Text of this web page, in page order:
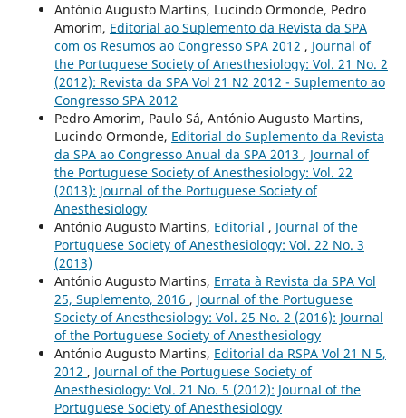
António Augusto Martins, Lucindo Ormonde, Pedro
Amorim, Editorial ao Suplemento da Revista da SPA
com os Resumos ao Congresso SPA 2012 , Journal of
the Portuguese Society of Anesthesiology: Vol. 21 No. 2
(2012): Revista da SPA Vol 21 N2 2012 - Suplemento ao
Congresso SPA 2012
Pedro Amorim, Paulo Sá, António Augusto Martins,
Lucindo Ormonde, Editorial do Suplemento da Revista
da SPA ao Congresso Anual da SPA 2013 , Journal of
the Portuguese Society of Anesthesiology: Vol. 22
(2013): Journal of the Portuguese Society of
Anesthesiology
António Augusto Martins, Editorial , Journal of the
Portuguese Society of Anesthesiology: Vol. 22 No. 3
(2013)
António Augusto Martins, Errata à Revista da SPA Vol
25, Suplemento, 2016 , Journal of the Portuguese
Society of Anesthesiology: Vol. 25 No. 2 (2016): Journal
of the Portuguese Society of Anesthesiology
António Augusto Martins, Editorial da RSPA Vol 21 N 5,
2012 , Journal of the Portuguese Society of
Anesthesiology: Vol. 21 No. 5 (2012): Journal of the
Portuguese Society of Anesthesiology